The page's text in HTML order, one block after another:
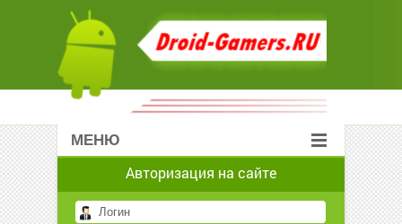
МЕНЮ
Авторизация на сайте